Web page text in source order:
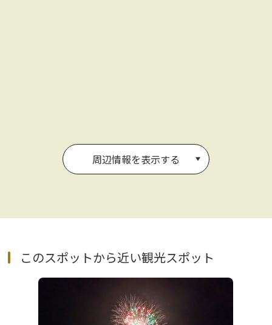
周辺情報を表示する
このスポットから近い観光スポット